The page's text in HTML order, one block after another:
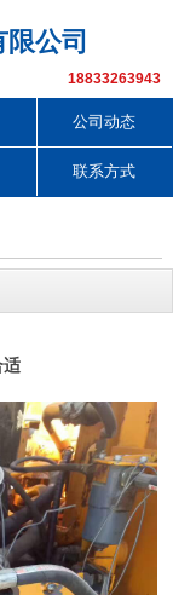
公司
18833263943
公司动态
联系方式
适